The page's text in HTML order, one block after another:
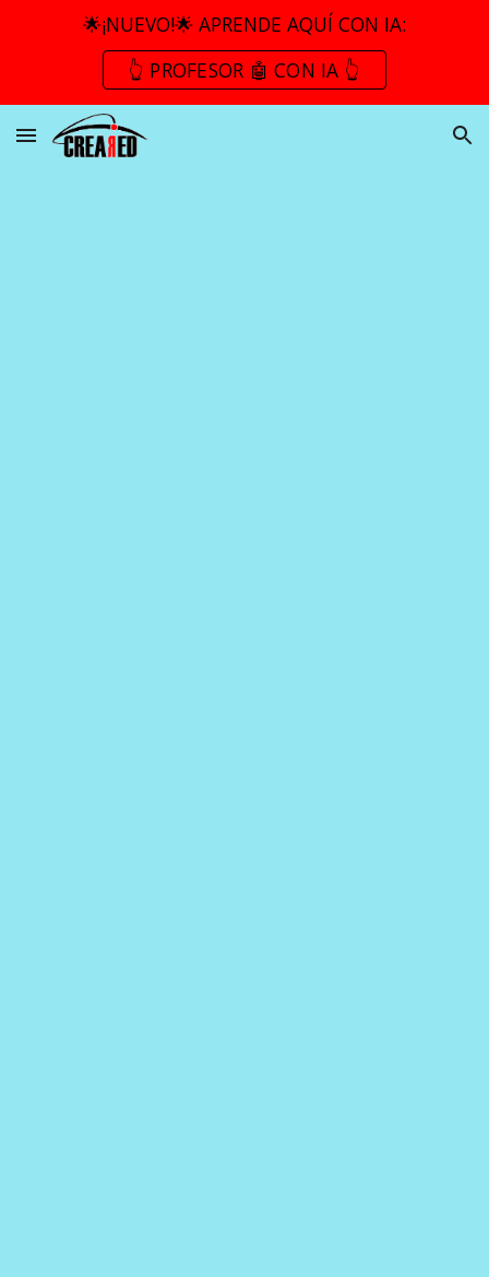
Skip to main content
🌟¡NUEVO!🌟 APRENDE AQUÍ CON IA:
👆 PROFESOR 🤖 CON IA 👆